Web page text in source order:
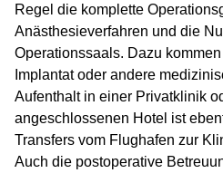
Regel die komplette
Anästhesieverfahren und die
Operationssaals. Dazu
Implantat oder andere
Aufenthalt in einer Privatklinik
angeschlossenen Hotel ist
Transfers vom Flughafen zur
Auch die postoperative